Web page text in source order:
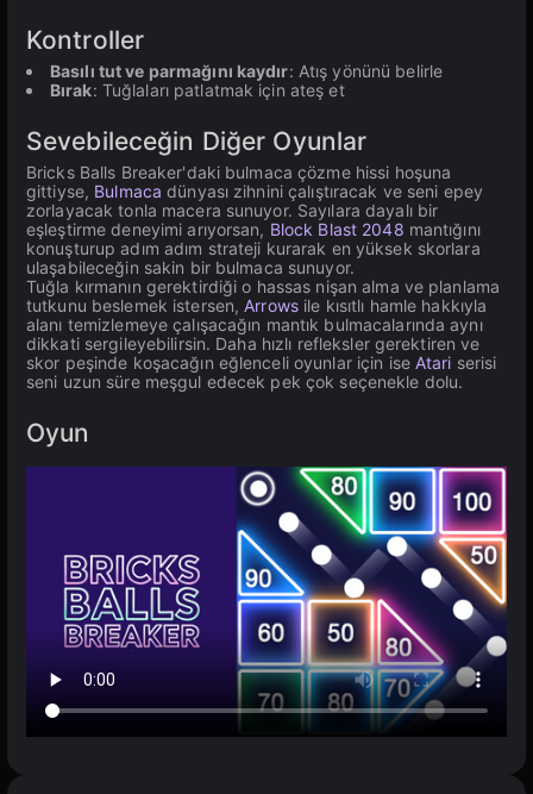
Kontroller
Basılı tut ve parmağını kaydır: Atış yönünü belirle
Bırak: Tuğlaları patlatmak için ateş et
Sevebileceğin Diğer Oyunlar
Bricks Balls Breaker'daki bulmaca çözme hissi hoşuna
gittiyse, Bulmaca dünyası zihnini çalıştıracak ve seni epey
zorlayacak tonla macera sunuyor. Sayılara dayalı bir
eşleştirme deneyimi arıyorsan, Block Blast 2048 mantığını
konuşturup adım adım strateji kurarak en yüksek skorlara
ulaşabileceğin sakin bir bulmaca sunuyor.
Tuğla kırmanın gerektirdiği o hassas nişan alma ve planlama
tutkunu beslemek istersen,Arrowsile kısıtlı hamle hakkıyla
alanı temizlemeye çalışacağın mantık bulmacalarında aynı
dikkati sergileyebilirsin. Daha hızlı refleksler gerektiren ve
skor peşinde koşacağın eğlenceli oyunlar için ise Atari serisi
seni uzun süre meşgul edecek pek çok seçenekle dolu.
Oyun